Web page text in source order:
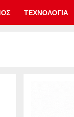
ΤΕΧΝΟΛΟΓΙΑ